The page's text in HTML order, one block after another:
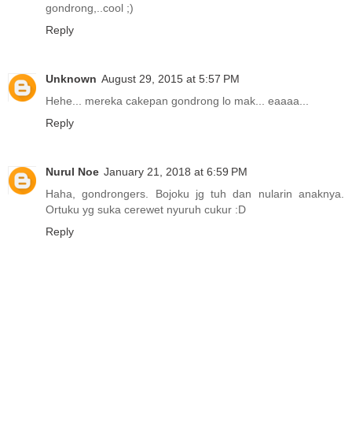
gondrong,..cool ;)
Reply
Unknown August 29, 2015 at 5:57 PM
Hehe... mereka cakepan gondrong lo mak... eaaaa...
Reply
Nurul Noe January 21, 2018 at 6:59 PM
Haha, gondrongers. Bojoku jg tuh dan nularin anaknya.
Ortuku yg suka cerewet nyuruh cukur :D
Reply